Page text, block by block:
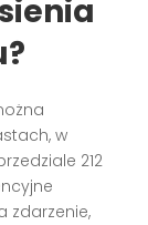
w
212
zdarzenie,